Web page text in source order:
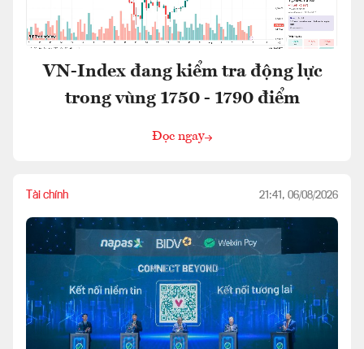
VN-Index đang kiểm tra động lực
trong vùng 1750 - 1790 điểm
Đọc ngay
Tài chính 21:41, 06/08/2026